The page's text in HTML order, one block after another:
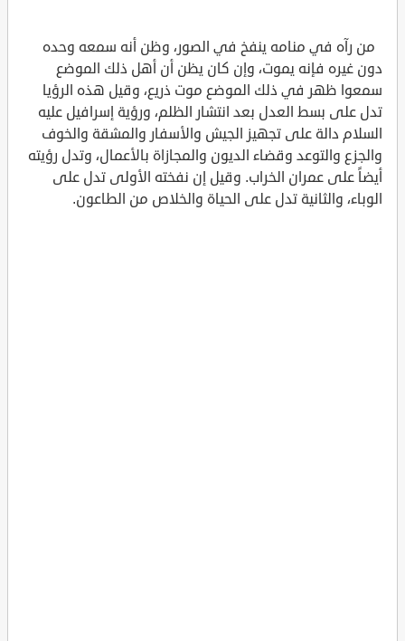
من رآه في منامه ينفخ في الصور، وظن أنه سمعه وحده
دون غيره فإنه يموت، وإن كان يظن أن أهل ذلك الموضع
سمعوا ظهر في ذلك الموضع موت ذريع، وقيل هذه الرؤيا
تدل على بسط العدل بعد انتشار الظلم، ورؤية إسرافيل عليه
السلام دالة على تجهيز الجيش والأسفار والمشقة والخوف
والجزع والتوعد وقضاء الديون والمجازاة بالأعمال، وتدل رؤيته
أيضاً على عمران الخراب. وقيل إن نفخته الأولى تدل على
الوباء، والثانية تدل على الحياة والخلاص من الطاعون.